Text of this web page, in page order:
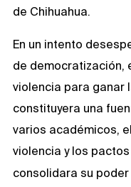
de Chihuahua.
En un intento
de democratización,
violencia para ganar
constituyera una
varios académicos,
violencia y los
consolidara su poder